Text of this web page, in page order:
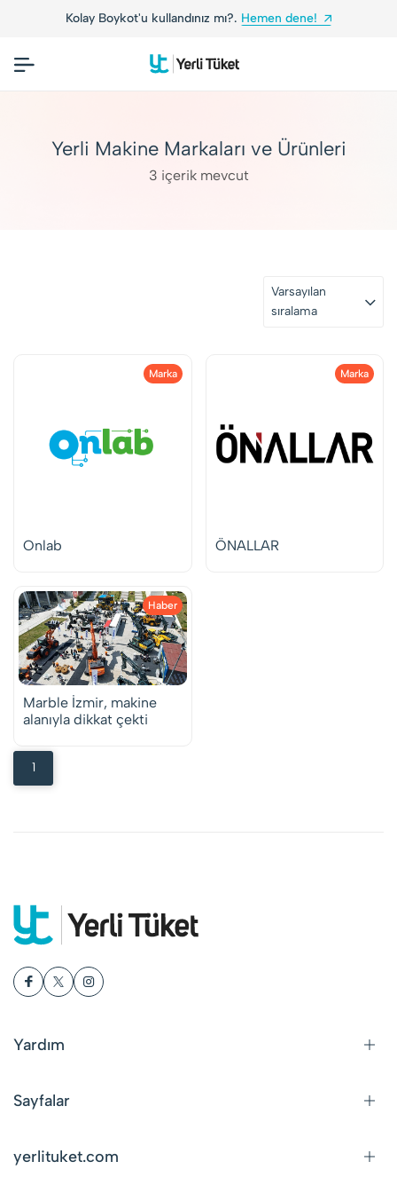
Kolay Boykot'u kullandınız mı?.Hemen dene!
Yerli Makine Markaları ve Ürünleri
3 içerik mevcut
Varsayılan
sıralama
Marka
Onlab
Marka
ÖNALLAR
Haber
Marble İzmir, makine
alanıyla dikkat çekti
1
Yardım
Sayfalar
yerlituket.com